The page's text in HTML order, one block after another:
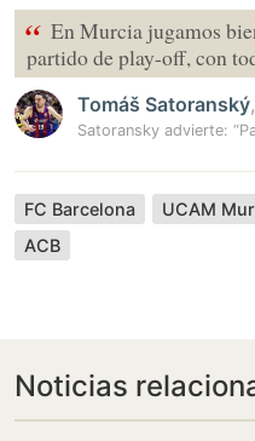
“ En Murcia jugamos
partido de play-off, con
Tomáš Satoranský,
FC Barcelona UCAM
ACB
Noticias